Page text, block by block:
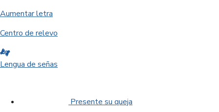
Aumentar letra
Centro de relevo
Lengua de señas
Presente su queja